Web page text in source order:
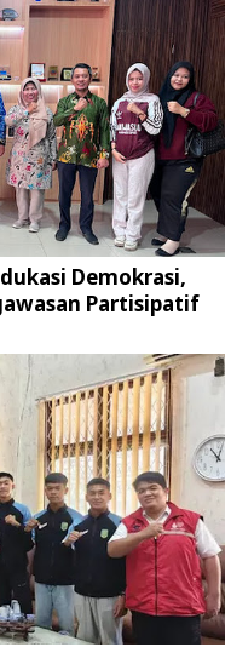
Demokrasi,
Partisipatif